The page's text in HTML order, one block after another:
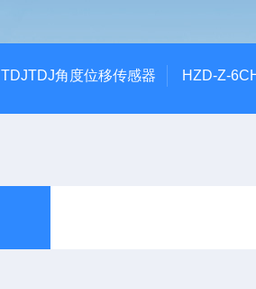
TDJTDJ角度位移传感器 HZD-Z-